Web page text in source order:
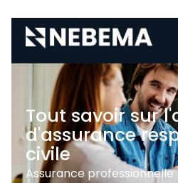
Tout savoir sur
d'assurance
civile
Assurance professionnelle